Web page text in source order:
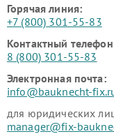
Горячая линия:
+7 (800) 301-55-83
Контактный
8 (800) 301-55-83
Электронная почта:
info@bauknecht-
для юридических
manager@fix-